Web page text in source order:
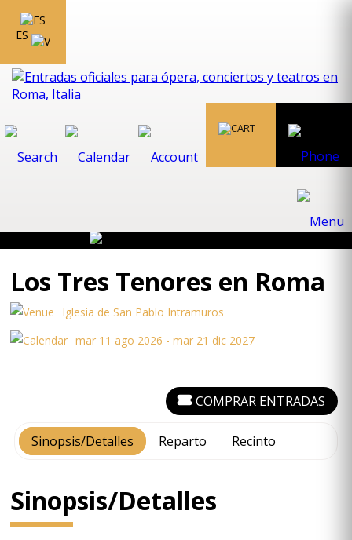
ES
Los Tres Tenores en Roma
Iglesia de San Pablo Intramuros
mar 11 ago 2026 - mar 21 dic 2027
Sinopsis/Detalles Reparto Recinto
COMPRAR ENTRADAS
Sinopsis/Detalles